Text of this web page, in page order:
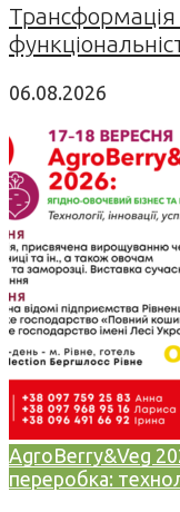
Трансформація
06.08.2026
AgroBerry&Veg
переробка: